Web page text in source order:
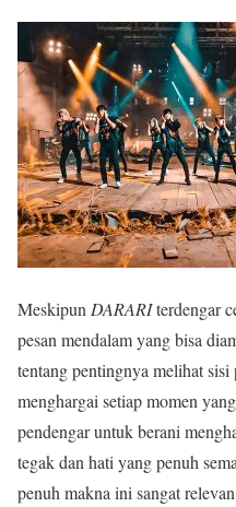
Meskipun DARARIterdengar
pesan mendalam yang bisa
tentang pentingnya melihat
menghargai setiap momen
pendengar untuk berani
tegak dan hati yang penuh
penuh makna ini sangat